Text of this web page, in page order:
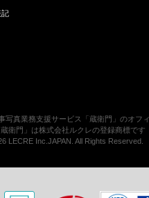
記
写真業務支援サービス「蔵衛門」のオフ
衛門」は株式会社ルクレの登録商標です
LECRE Inc.JAPAN. All Rights Reserved.